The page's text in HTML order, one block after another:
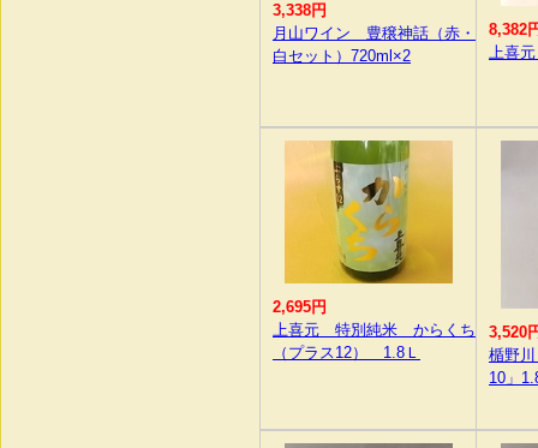
3,338円
月山ワイン 豊穣神話（赤・
白セット）720ml×2
8,382
上喜
2,695円
上喜元 特別純米 からくち
（プラス12） 1.8Ｌ
3,520
楯野
10」